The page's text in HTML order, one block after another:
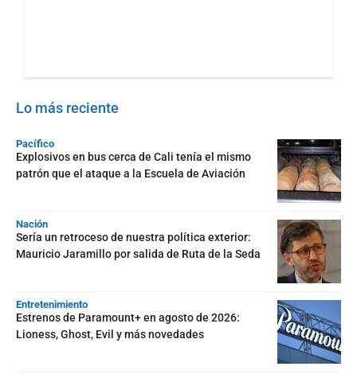
Lo más reciente
Pacífico
Explosivos en bus cerca de Cali tenía el mismo
patrón que el ataque a la Escuela de Aviación
Nación
Sería un retroceso de nuestra política exterior:
Mauricio Jaramillo por salida de Ruta de la Seda
Entretenimiento
Estrenos de Paramount+ en agosto de 2026:
Lioness, Ghost, Evil y más novedades